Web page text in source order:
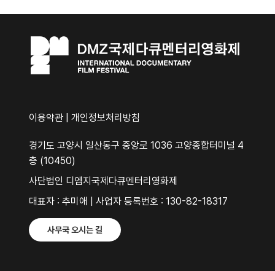
이용약관 개인정보처리방침
경기도 고양시 일산동구 중앙로 1036 고양종합터미널 4
층 (10450)
사단법인 디엠지국제다큐멘터리영화제
대표자 : 추미애 | 사업자 등록번호 : 130-82-18317
사무국 오시는 길